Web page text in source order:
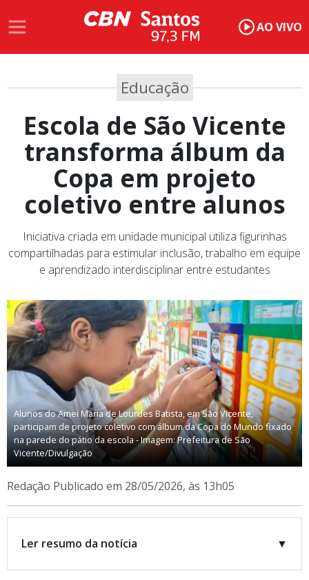
AO VIVO
Educação
Escola de São Vicente
transforma álbum da
Copa em projeto
coletivo entre alunos
Iniciativa criada em unidade municipal utiliza figurinhas
compartilhadas para estimular inclusão, trabalho em equipe
e aprendizado interdisciplinar entre estudantes
Alunos do Amei Maria de Lourdes Batista, em São Vicente,
participam de projeto coletivo com álbum da Copa do Mundo fixado
na parede do pátio da escola - Imagem: Prefeitura de São
Vicente/Divulgação
Redação Publicado em 28/05/2026, às 13h05
Ler resumo da notícia ▼